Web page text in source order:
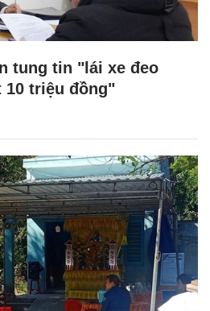
tung tin "lái xe đeo
10 triệu đồng"